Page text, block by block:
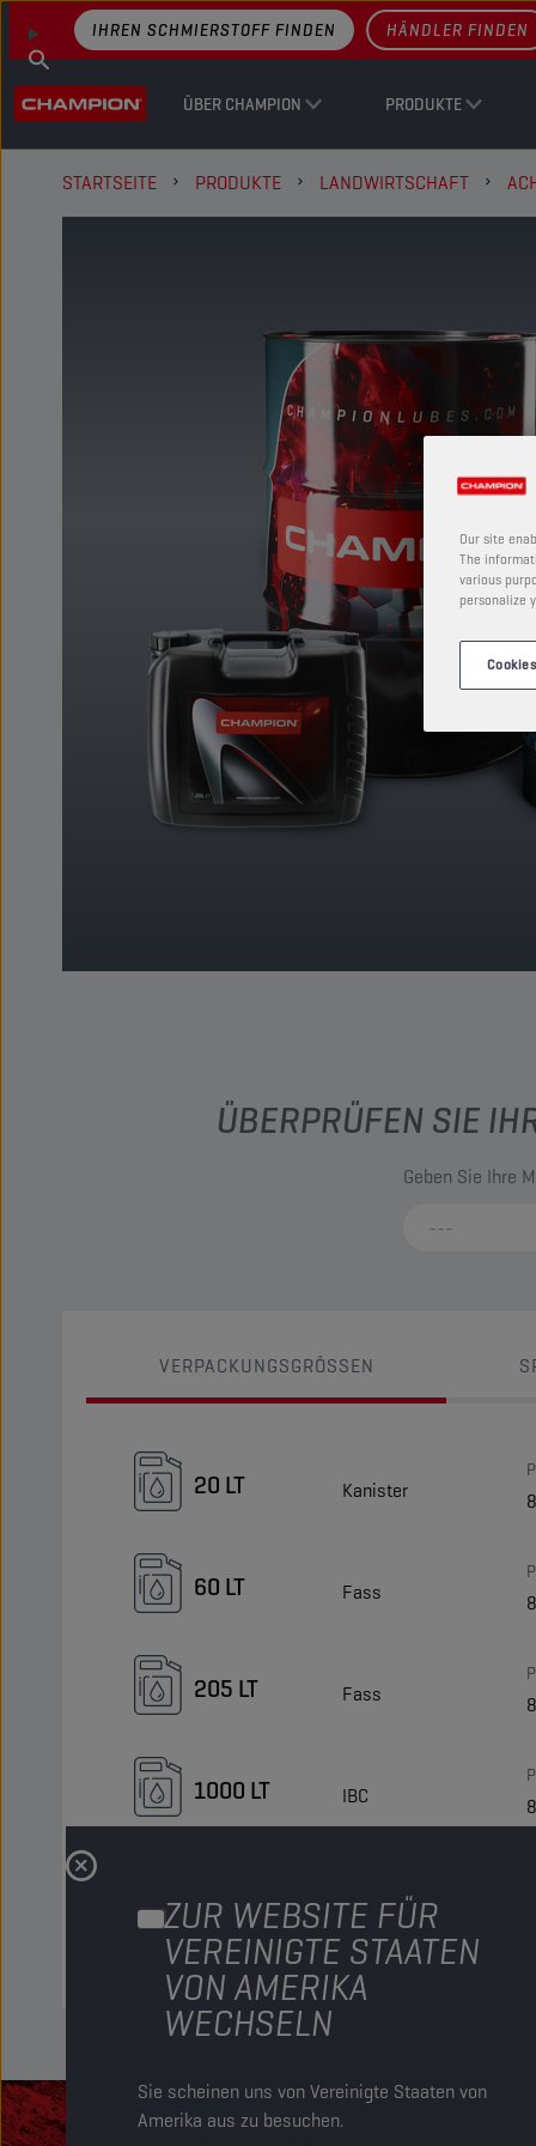
ZUR WEBSITE FÜR
VEREINIGTE STAATEN
VON AMERIKA
WECHSELN
Sie scheinen uns von Vereinigte Staaten von
Amerika aus zu besuchen.
ÜBER CHAMPION PRODUKTE
IHREN SCHMIERSTOFF FINDEN HÄNDLER FINDEN
STARTSEITE PRODUKTE LANDWIRTSCHAFT
ÜBERPRÜFEN SIE
Geben Sie Ihre
VERPACKUNGSGRÖSSEN
20 LT Kanister
60 LT Fass
205 LT Fass
1000 LT IBC
lose Tankware
Our site
The
various
personalize